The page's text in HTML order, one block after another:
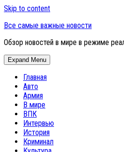
Skip to content
Все самые важные новости
Обзор новостей в мире в режиме
Expand Menu
Главная
Авто
Армия
В мире
ВПК
Интервью
История
Криминал